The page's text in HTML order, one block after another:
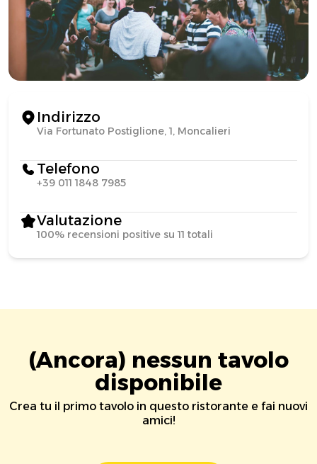
Indirizzo
Via Fortunato Postiglione, 1, Moncalieri
Telefono
+39 011 1848 7985
Valutazione
100% recensioni positive su 11 totali
(Ancora) nessun tavolo
disponibile
Crea tu il primo tavolo in questo ristorante e fai nuovi
amici!